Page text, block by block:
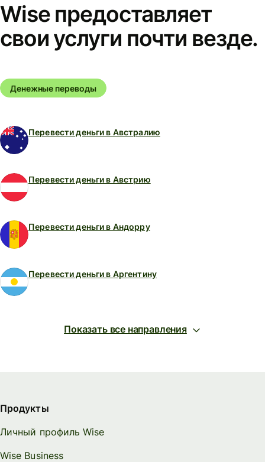
Wise предоставляет
свои услуги почти везде.
Денежные переводы
Перевести деньги в Австралию
Перевести деньги в Австрию
Перевести деньги в Андорру
Перевести деньги в Аргентину
Показать все направления
Продукты
Личный профиль Wise
Wise Business